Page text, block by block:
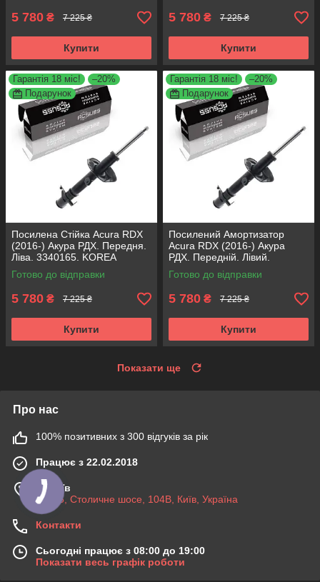
5 780 ₴ 7 225 ₴
Купити
5 780 ₴ 7 225 ₴
Купити
Гарантія 18 міс!
–20%
Подарунок
Посилена Стійка Acura RDX
(2016-) Акура РДХ. Передня.
Ліва. 3340165. KOREA
Аксусс!
Готово до відправки
5 780 ₴ 7 225 ₴
Купити
Гарантія 18 міс!
–20%
Подарунок
Посилений Амортизатор
Acura RDX (2016-) Акура
РДХ. Передній. Лівий.
3340165. KOREA Аксусс!
Готово до відправки
5 780 ₴ 7 225 ₴
Купити
Показати ще
Про нас
100% позитивних з 300 відгуків за рік
Працює з 22.02.2018
м. Київ
03045, Столичне шосе, 104B, Київ, Україна
Контакти
Сьогодні працює з 08:00 до 19:00
Показати весь графік роботи